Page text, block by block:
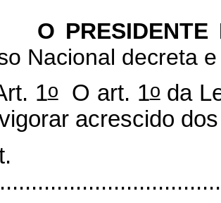
O
Nacional decreta
1oO art. 1oda
acrescido